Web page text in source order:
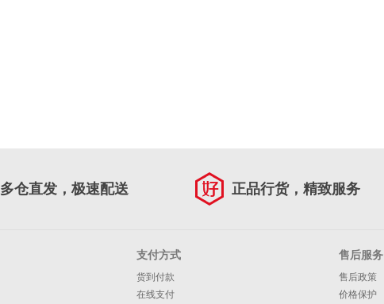
多仓直发，极速配送 正品行货，精致服务
支付方式
货到付款
在线支付
售后服务
售后政策
价格保护